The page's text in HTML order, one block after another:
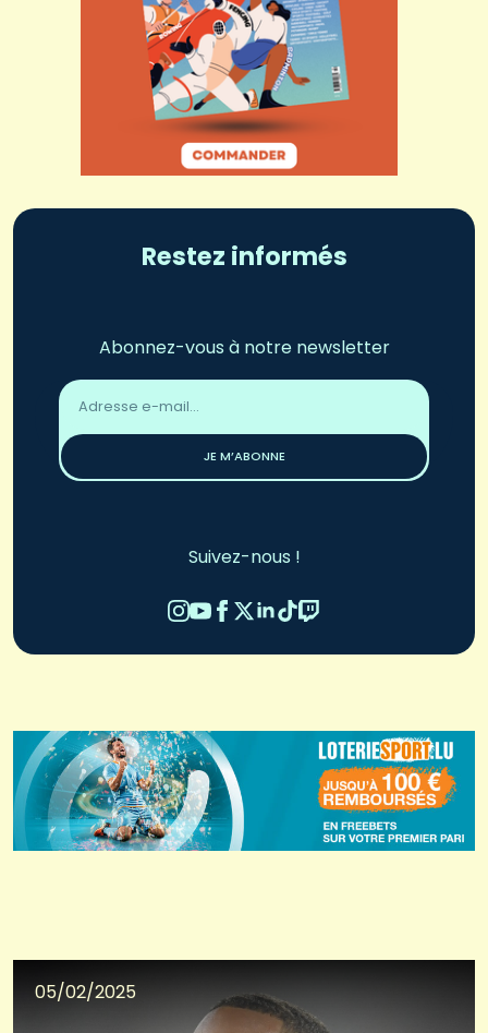
Restez informés
Abonnez-vous à notre newsletter
Adresse
email
JE M’ABONNE
Suivez-nous !
05/02/2025